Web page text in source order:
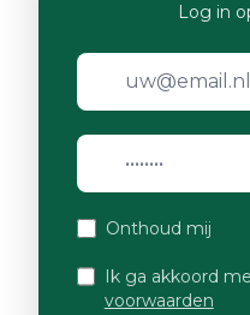
Log in
Onthoud mij
Ik ga akkoord
voorwaarden